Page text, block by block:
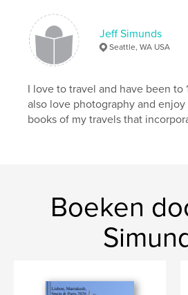
Jeff Simunds
Seattle, WA USA
I love to travel and have been to
also love photography and
books of my travels that
Boeken